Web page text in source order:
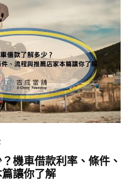
機車借款利率、條件、
讓你了解